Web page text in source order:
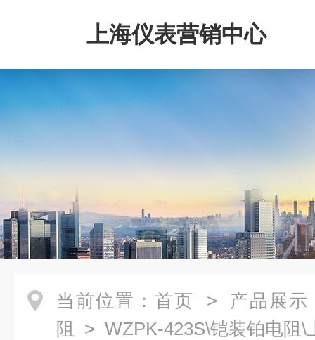
上海仪表营销中心
当前位置： 首页 > 产品展示
阻
> WZPK-423S\铠装铂电阻\